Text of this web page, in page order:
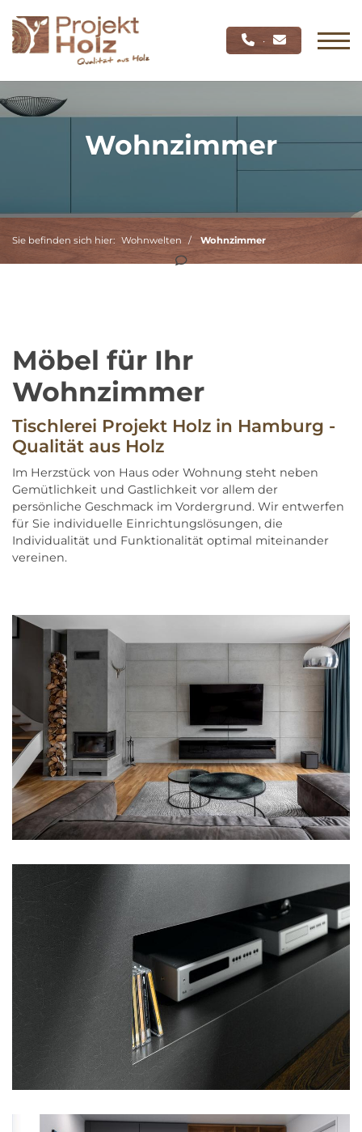
·
Wohnzimmer
Sie befinden sich hier: Wohnwelten Wohnzimmer
Möbel für Ihr
Wohnzimmer
Tischlerei Projekt Holz in Hamburg -
Qualität aus Holz
Im Herzstück von Haus oder Wohnung steht neben
Gemütlichkeit und Gastlichkeit vor allem der
persönliche Geschmack im Vordergrund. Wir entwerfen
für Sie individuelle Einrichtungslösungen, die
Individualität und Funktionalität optimal miteinander
vereinen.